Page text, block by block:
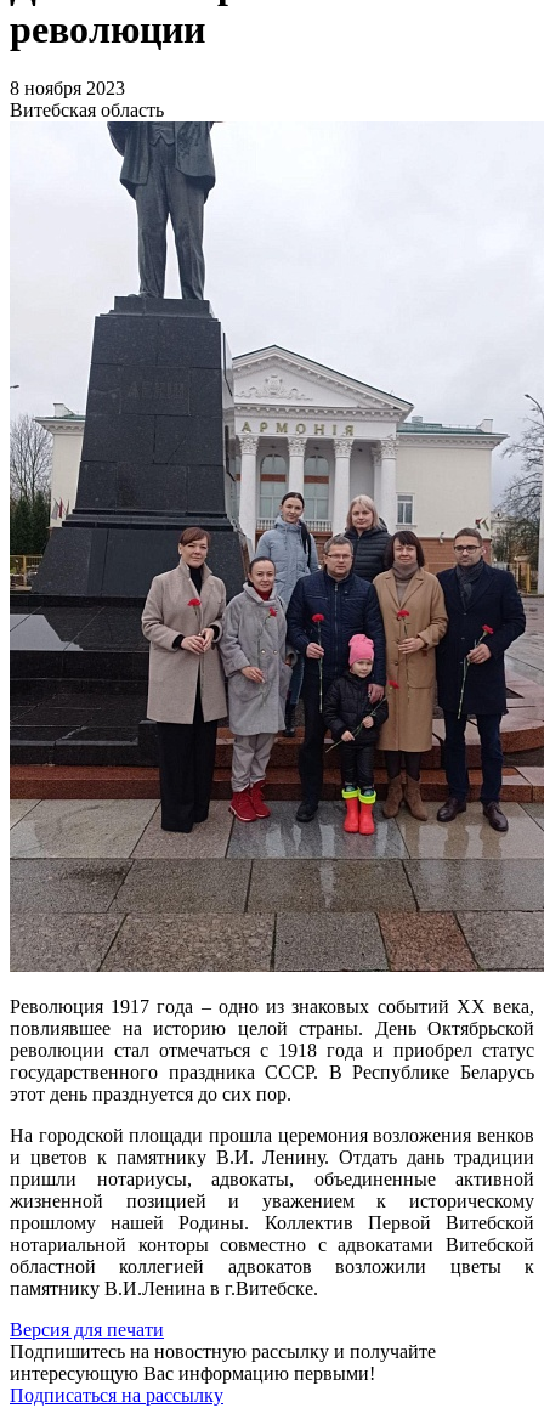
революции
8 ноября 2023
Витебская область
Революция 1917 года – одно из знаковых событий XX века,
повлиявшее на историю целой страны. День Октябрьской
революции стал отмечаться с 1918 года и приобрел статус
государственного праздника СССР. В Республике Беларусь
этот день празднуется до сих пор.
На городской площади прошла церемония возложения венков
и цветов к памятнику В.И. Ленину. Отдать дань традиции
пришли нотариусы, адвокаты, объединенные активной
жизненной позицией и уважением к историческому
прошлому нашей Родины. Коллектив Первой Витебской
нотариальной конторы совместно с адвокатами Витебской
областной коллегией адвокатов возложили цветы к
памятнику В.И.Ленина в г.Витебске.
Версия для печати
Подпишитесь на новостную рассылку и получайте
интересующую Вас информацию первыми!
Подписаться на рассылку